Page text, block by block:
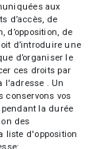
aux
d’accès, de
d’opposition, de
d’introduire une
d’organiser le
ces droits par
l'adresse . Un
conservons vos
la durée
des
liste d'opposition